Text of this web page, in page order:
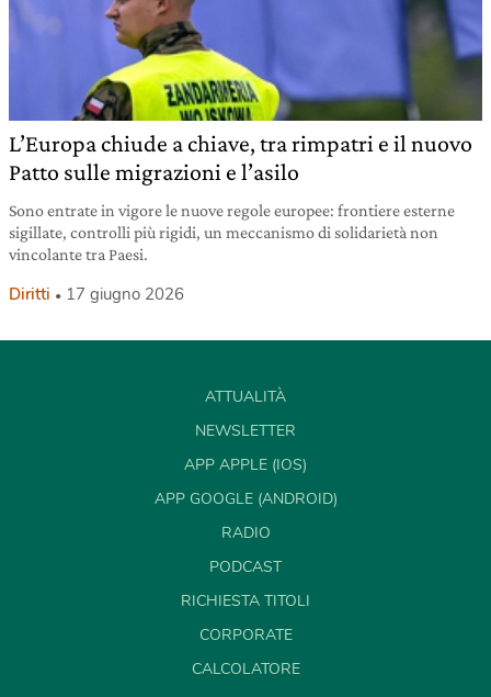
L’Europa chiude a chiave, tra rimpatri e il nuovo
Patto sulle migrazioni e l’asilo
Sono entrate in vigore le nuove regole europee: frontiere esterne
sigillate, controlli più rigidi, un meccanismo di solidarietà non
vincolante tra Paesi.
Diritti 17 giugno 2026
ATTUALITÀ
NEWSLETTER
APP APPLE (IOS)
APP GOOGLE (ANDROID)
RADIO
PODCAST
RICHIESTA TITOLI
CORPORATE
CALCOLATORE